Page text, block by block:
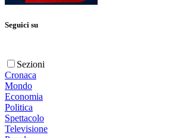
Seguici su
Sezioni
Cronaca
Mondo
Economia
Politica
Spettacolo
Televisione